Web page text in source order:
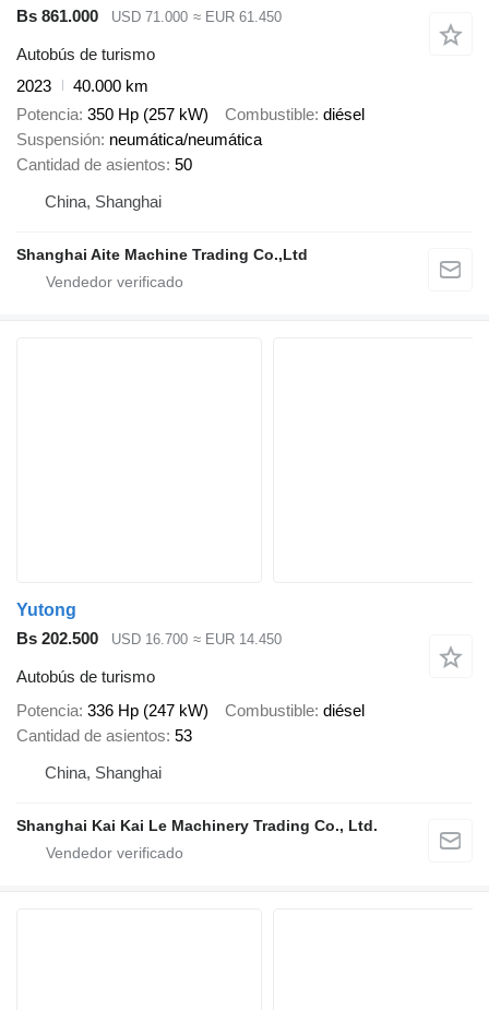
Bs 861.000
USD 71.000 ≈ EUR 61.450
Autobús de turismo
2023
40.000 km
Potencia 350 Hp (257 kW) Combustible diésel
Suspensión neumática/neumática
Cantidad de asientos 50
China, Shanghai
Shanghai Aite Machine Trading Co.,Ltd
Yutong
Bs 202.500
USD 16.700 ≈ EUR 14.450
Autobús de turismo
Potencia 336 Hp (247 kW) Combustible diésel
Cantidad de asientos 53
China, Shanghai
Shanghai Kai Kai Le Machinery Trading Co., Ltd.